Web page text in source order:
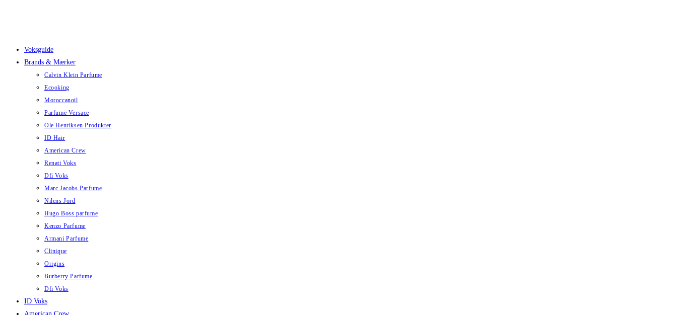
Voksguide
Brands & Mærker
Calvin Klein Parfume
Ecooking
Moroccanoil
Parfume Versace
Ole Henriksen Produkter
ID Hair
American Crew
Renati Voks
Dfi Voks
Marc Jacobs Parfume
Nilens Jord
Hugo Boss parfume
Kenzo Parfume
Armani Parfume
Clinique
Origins
Burberry Parfume
Dfi Voks
ID Voks